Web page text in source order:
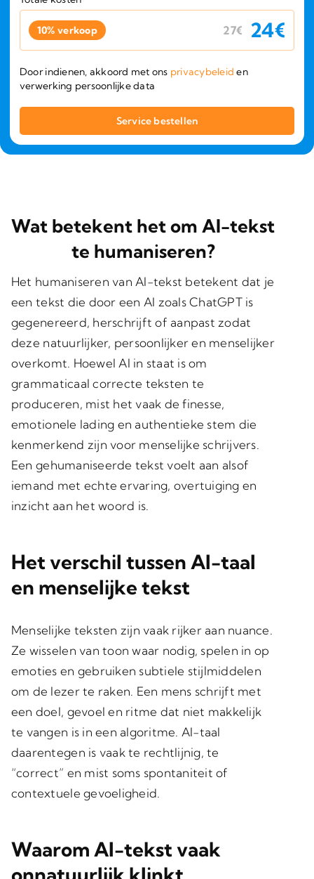
10% verkoop 27€ 24€
Door indienen, akkoord met ons privacybeleid en
verwerking persoonlijke data
Wat betekent het om AI-tekst
te humaniseren?
Het humaniseren van AI-tekst betekent dat je
een tekst die door een AI zoals ChatGPT is
gegenereerd, herschrijft of aanpast zodat
deze natuurlijker, persoonlijker en menselijker
overkomt. Hoewel AI in staat is om
grammaticaal correcte teksten te
produceren, mist het vaak de finesse,
emotionele lading en authentieke stem die
kenmerkend zijn voor menselijke schrijvers.
Een gehumaniseerde tekst voelt aan alsof
iemand met echte ervaring, overtuiging en
inzicht aan het woord is.
Het verschil tussen AI-taal
en menselijke tekst
Menselijke teksten zijn vaak rijker aan nuance.
Ze wisselen van toon waar nodig, spelen in op
emoties en gebruiken subtiele stijlmiddelen
om de lezer te raken. Een mens schrijft met
een doel, gevoel en ritme dat niet makkelijk
te vangen is in een algoritme. AI-taal
daarentegen is vaak te rechtlijnig, te
“correct” en mist soms spontaniteit of
contextuele gevoeligheid.
Waarom AI-tekst vaak